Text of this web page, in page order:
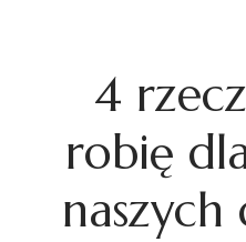
4
robię
naszych